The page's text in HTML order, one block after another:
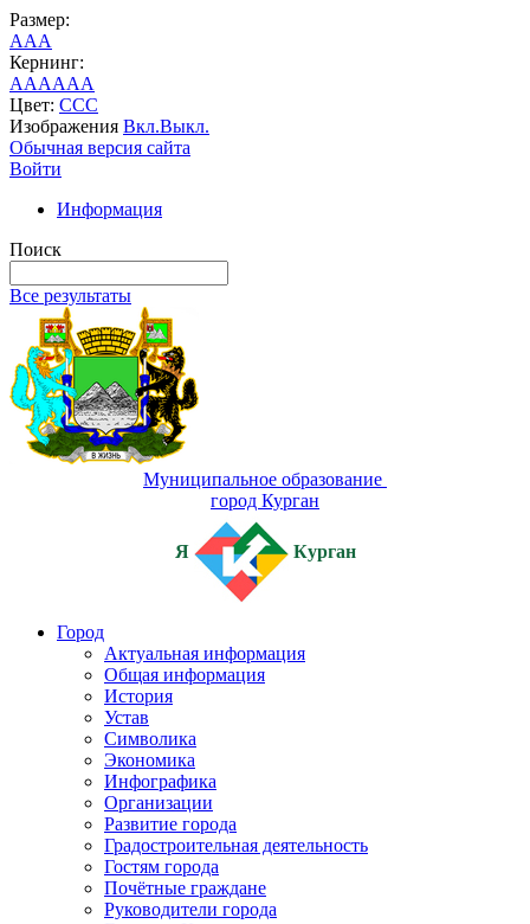
Размер:
AAA
Кернинг:
AAAAAA
Цвет: CCC
Изображения Вкл.Выкл.
Обычная версия сайта
Войти
Информация
Поиск
Все результаты
Муниципальное образование
город Курган
Я Курган
Город
Актуальная информация
Общая информация
История
Устав
Символика
Экономика
Инфографика
Организации
Развитие города
Градостроительная деятельность
Гостям города
Почётные граждане
Руководители города